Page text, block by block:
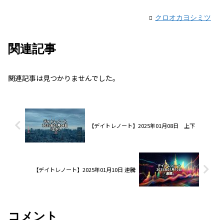
クロオカヨシミツ
関連記事
関連記事は見つかりませんでした。
【デイトレノート】2025年01月08日 上下
【デイトレノート】2025年01月10日 連騰
コメント